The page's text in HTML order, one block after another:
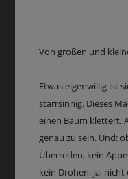
Von großen und
Etwas eigenwillig ist
starrsinnig. Dieses
einen Baum klettert.
genau zu sein. Und:
Überreden, kein
kein Drohen, ja, nicht